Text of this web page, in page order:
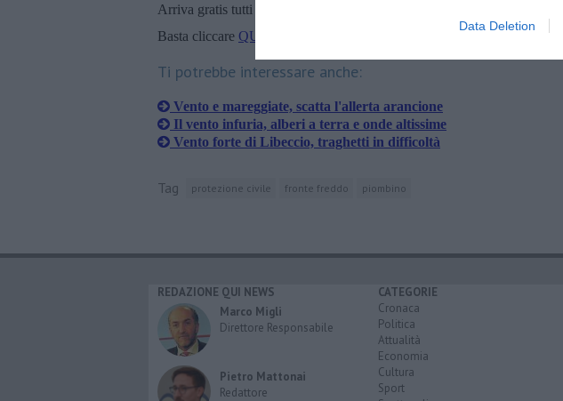
Data Deletion
Arriva gratis tutti i giorni alle 20:00 direttamente nella tua casella di posta.
Basta cliccare QUI
Ti potrebbe interessare anche:
Vento e mareggiate, scatta l'allerta arancione
Il vento infuria, alberi a terra e onde altissime
Vento forte di Libeccio, traghetti in difficoltà
Tag protezione civile fronte freddo piombino
REDAZIONE QUI NEWS
Marco Migli
Direttore Responsabile
Pietro Mattonai
Redattore
CATEGORIE
Cronaca
Politica
Attualità
Economia
Cultura
Sport